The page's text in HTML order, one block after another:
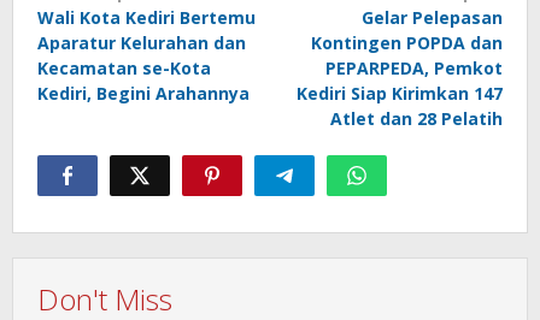
navigation
Wali Kota Kediri Bertemu
Aparatur Kelurahan dan
Kecamatan se-Kota
Kediri, Begini Arahannya
Gelar Pelepasan
Kontingen POPDA dan
PEPARPEDA, Pemkot
Kediri Siap Kirimkan 147
Atlet dan 28 Pelatih
Don't Miss